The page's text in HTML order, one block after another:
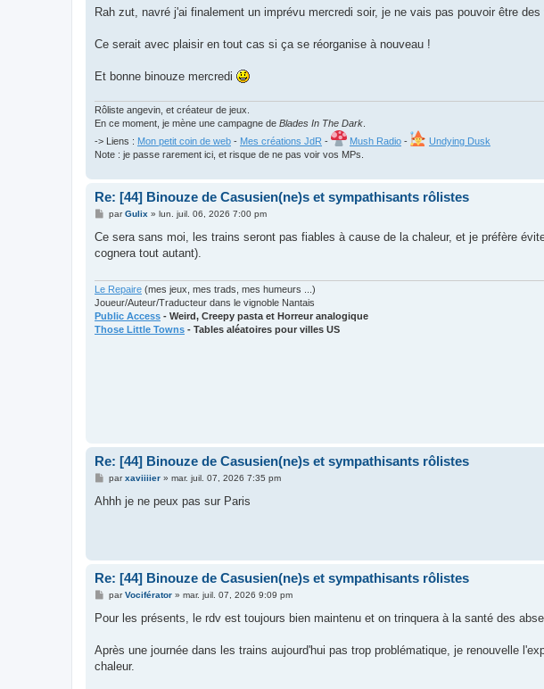
Rah zut, navré j'ai finalement un imprévu mercredi soir, je ne vais pas pouvoir être des
Ce serait avec plaisir en tout cas si ça se réorganise à nouveau !
Et bonne binouze mercredi
Rôliste angevin, et créateur de jeux.
En ce moment, je mène une campagne de Blades In The Dark
-> Liens : Mon petit coin de web - Mes créations JdR - Mush Radio -
Undying Dusk
Note : je passe rarement ici, et risque de ne pas voir vos MPs.
Re: [44] Binouze de Casusien(ne)s et sympathisants rôlistes
M
s
a
parGulix » lun. juil. 06, 2026 7:00 pm
Ce sera sans moi, les trains seront pas fiables à cause de la chaleur, et je préfère
cognera tout autant).
Le Repaire (mes jeux, mes trads, mes humeurs ...)
Joueur/Auteur/Traducteur dans le vignoble Nantais
Public Access - Weird, Creepy pasta et Horreur analogique
Those Little Towns - Tables aléatoires pour villes US
Re: [44] Binouze de Casusien(ne)s et sympathisants rôlistes
M
s
parxaviiiier» mar. juil. 07, 2026 7:35 pm
Ahhh je ne peux pas sur Paris
Re: [44] Binouze de Casusien(ne)s et sympathisants rôlistes
M
s
g
parVociférator» mar. juil. 07, 2026 9:09 pm
Pour les présents, le rdv est toujours bien maintenu et on trinquera à la santé des
Après une journée dans les trains aujourd'hui pas trop problématique, je renouvelle
chaleur.